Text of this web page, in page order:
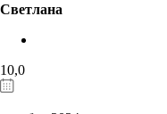
Светлана
10,0